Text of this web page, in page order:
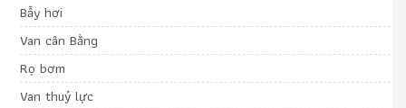
Bẫy hơi
Van cân Bằng
Rọ bơm
Van thuỷ lực